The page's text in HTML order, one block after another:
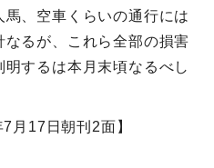
、空車くらいの通行には
るが、これら全部の損害
するは本月末頃なるべし
月17日朝刊2面】